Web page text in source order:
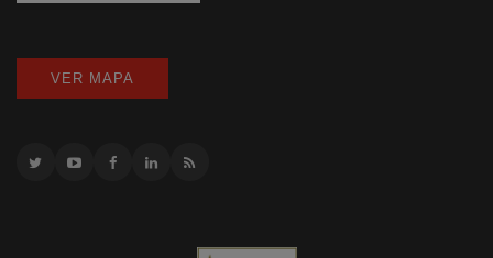
VER MAPA